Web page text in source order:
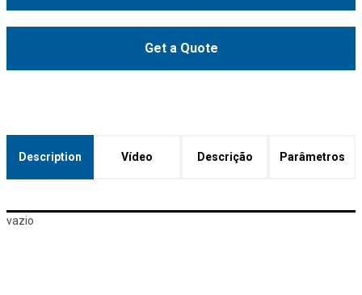
Get a Quote
Description Vídeo Descrição Parâmetros
vazio